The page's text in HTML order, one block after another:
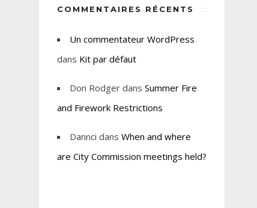
COMMENTAIRES RÉCENTS
Un commentateur WordPress
dans Kit par défaut
Don Rodger dansSummer Fire
and Firework Restrictions
Dannci dansWhen and where
are City Commission meetings held?